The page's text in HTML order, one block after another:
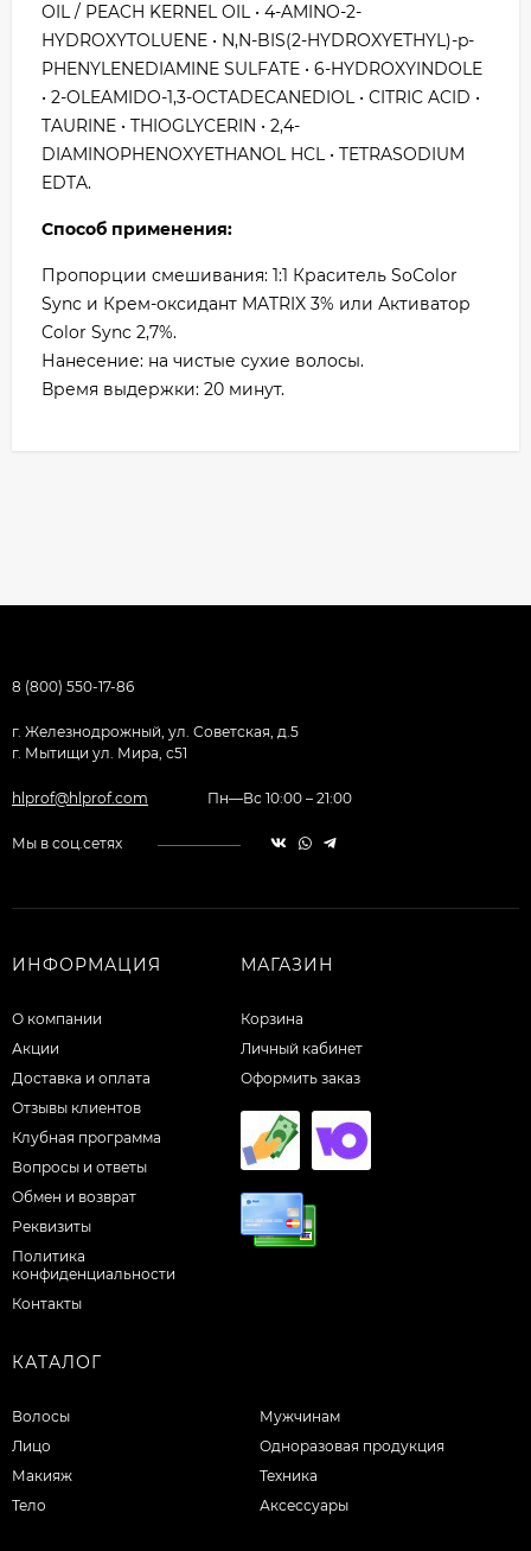
OIL / PEACH KERNEL OIL • 4-AMINO-2-
HYDROXYTOLUENE • N,N-BIS(2-HYDROXYETHYL)-p-
PHENYLENEDIAMINE SULFATE • 6-HYDROXYINDOLE
• 2-OLEAMIDO-1,3-OCTADECANEDIOL • CITRIC ACID •
TAURINE • THIOGLYCERIN • 2,4-
DIAMINOPHENOXYETHANOL HCL • TETRASODIUM
EDTA.
Способ применения:
Пропорции смешивания: 1:1 Краситель SoColor
Sync и Крем-оксидант MATRIX 3% или Активатор
Color Sync 2,7%.
Нанесение: на чистые сухие волосы.
Время выдержки: 20 минут.
8 (800) 550-17-86
г. Железнодрожный, ул. Советская, д.5
г. Мытищи ул. Мира, с51
hlprof@hlprof.com Пн—Вс 10:00 – 21:00
Мы в соц.сетях
ИНФОРМАЦИЯ
О компании
Акции
Доставка и оплата
Отзывы клиентов
Клубная программа
Вопросы и ответы
Обмен и возврат
Реквизиты
Политика
конфиденциальности
Контакты
МАГАЗИН
Корзина
Личный кабинет
Оформить заказ
КАТАЛОГ
Волосы
Лицо
Макияж
Тело
Мужчинам
Одноразовая продукция
Техника
Аксессуары